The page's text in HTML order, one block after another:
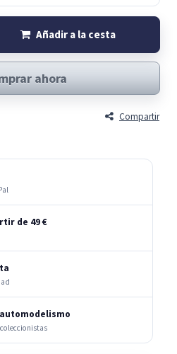
Añadir a la cesta
ahora
Compartir
de 49 €